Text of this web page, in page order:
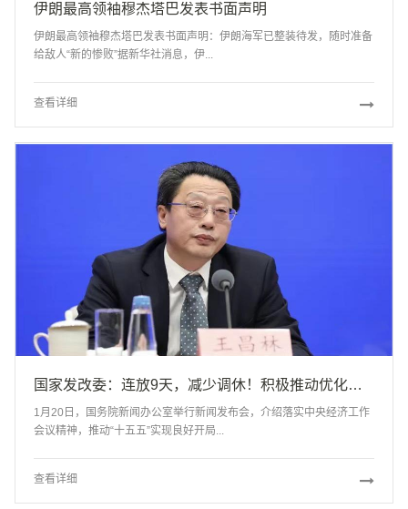
伊朗最高领袖穆杰塔巴发表书面声明
伊朗最高领袖穆杰塔巴发表书面声明：伊朗海军已整装待发，随时准备
给敌人“新的惨败”据新华社消息，伊...
查看详细
国家发改委：连放9天，减少调休！积极推动优化节假日安排
1月20日，国务院新闻办公室举行新闻发布会，介绍落实中央经济工作
会议精神，推动“十五五”实现良好开局...
查看详细